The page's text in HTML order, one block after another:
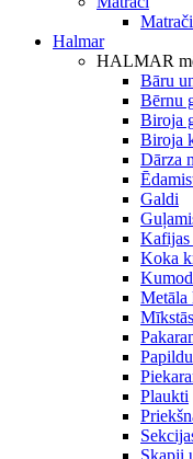
Halmar
HALMAR
Bāru
Bērnu
Biroja
Biroja
Dārza
Galdi
Kafijas
Koka
Metāla
Plaukti
Skapji